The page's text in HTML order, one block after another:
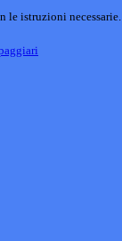
le istruzioni necessarie.